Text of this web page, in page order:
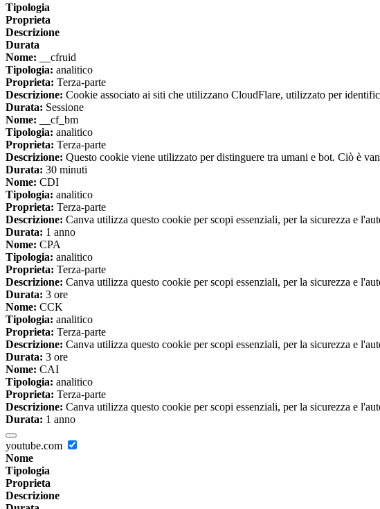
Tipologia
Proprieta
Descrizione
Durata
Nome: __cfruid
Tipologia: analitico
Proprieta: Terza-parte
Descrizione: Cookie associato ai siti che utilizzano CloudFlare, utilizzato per
Durata: Sessione
Nome: __cf_bm
Tipologia: analitico
Proprieta: Terza-parte
Descrizione: Questo cookie viene utilizzato per distinguere tra umani e bot. Ciò è
Durata: 30 minuti
Nome: CDI
Tipologia: analitico
Proprieta: Terza-parte
Descrizione: Canva utilizza questo cookie per scopi essenziali, per la sicurezza e
Durata: 1 anno
Nome: CPA
Tipologia: analitico
Proprieta: Terza-parte
Descrizione: Canva utilizza questo cookie per scopi essenziali, per la sicurezza e
Durata: 3 ore
Nome: CCK
Tipologia: analitico
Proprieta: Terza-parte
Descrizione: Canva utilizza questo cookie per scopi essenziali, per la sicurezza e
Durata: 3 ore
Nome: CAI
Tipologia: analitico
Proprieta: Terza-parte
Descrizione: Canva utilizza questo cookie per scopi essenziali, per la sicurezza e
Durata: 1 anno
youtube.com
Nome
Tipologia
Proprieta
Descrizione